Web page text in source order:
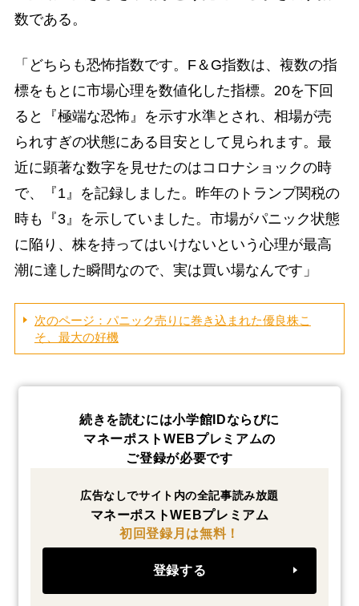
数である。
「どちらも恐怖指数です。F＆G指数は、複数の指
標をもとに市場心理を数値化した指標。20を下回
ると『極端な恐怖』を示す水準とされ、相場が売
られすぎの状態にある目安として見られます。最
近に顕著な数字を見せたのはコロナショックの時
で、『1』を記録しました。昨年のトランプ関税の
時も『3』を示していました。市場がパニック状態
に陥り、株を持ってはいけないという心理が最高
潮に達した瞬間なので、実は買い場なんです」
次のページ：パニック売りに巻き込まれた優良株こ
そ、最大の好機
続きを読むには小学館IDならびに
マネーポストWEBプレミアムの
ご登録が必要です
広告なしでサイト内の全記事読み放題
マネーポストWEBプレミアム
初回登録月は無料！
登録する